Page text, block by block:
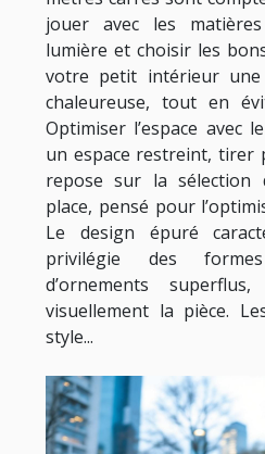
jouer avec les
lumière et choisir les
votre petit intérieur
chaleureuse, tout en
Optimiser l’espace avec
un espace restreint, tirer
repose sur la sélection
place, pensé pour
Le design épuré
privilégie des
d’ornements
visuellement la pièce.
style...